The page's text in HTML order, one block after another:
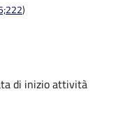
)
di inizio attività